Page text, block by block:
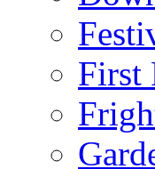
First